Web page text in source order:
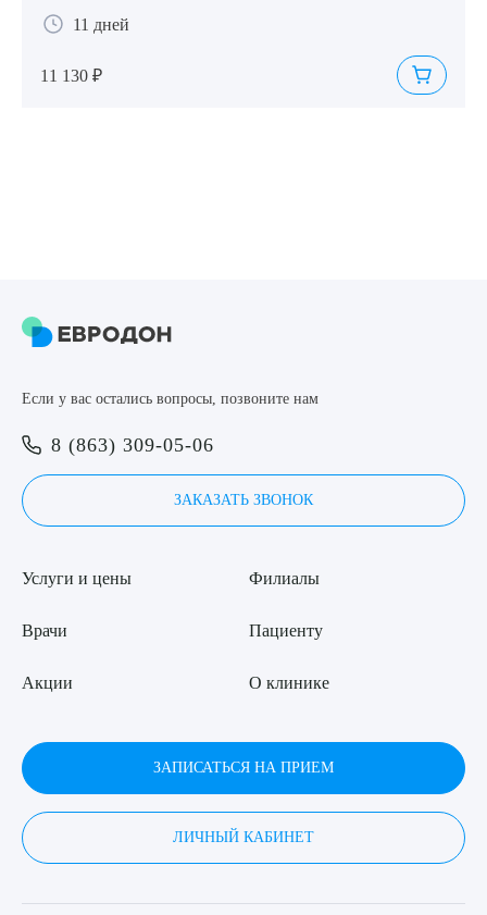
11 дней
11 130 ₽
Если у вас остались вопросы, позвоните нам
8 (863) 309-05-06
ЗАКАЗАТЬ ЗВОНОК
Услуги и цены
Врачи
Акции
Филиалы
Пациенту
О клинике
ЗАПИСАТЬСЯ НА ПРИЕМ
ЛИЧНЫЙ КАБИНЕТ